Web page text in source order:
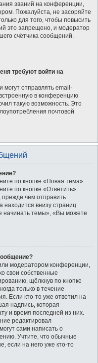
званий на конференции,
Пожалуйста, не засоряйте
для того, чтобы повысить
это запрещено, и модератор
счётчика сообщений.
требуют войти на
могут отправлять email-
в конференцию
такую возможность. Это
почтовой
по кнопке «Новая тема».
по кнопке «Ответить».
прежде чем отправить
внизу страниц
темы», «Вы можете
модератором конференции,
свои собственные
щёлкнув по кнопке
только в течение
Если кто-то уже ответил на
надпись, которая
и время последней из них.
редактировал
сами написать о
Учтите, что обычные
если на него уже кто-то